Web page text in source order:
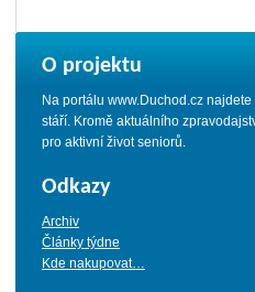
O projektu
Na portálu www.Duchod.cz
stáří. Kromě aktuálního
pro aktivní život seniorů.
Odkazy
Archiv
Články týdne
Kde nakupovat…